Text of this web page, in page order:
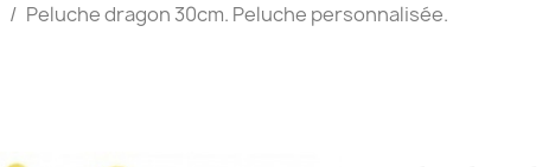
Peluche dragon 30cm. Peluche personnalisée.